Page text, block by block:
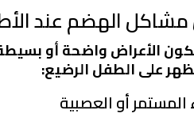
الهضم عند
الأعراض واضحة أو
على الطفل الرضيع: